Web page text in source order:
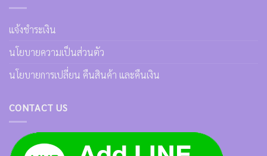
แจ้งชำระเงิน
นโยบายความเป็นส่วนตัว
นโยบายการเปลี่ยน คืนสินค้า และคืนเงิน
CONTACT US